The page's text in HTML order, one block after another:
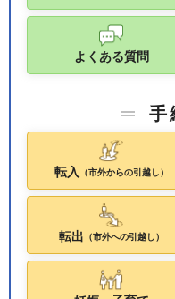
よくある質問
手
転入 （市外からの引越し）
転出 （市外への引越し）